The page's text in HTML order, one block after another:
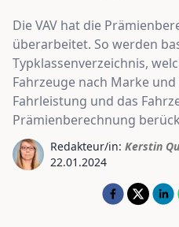
Die VAV hat die
überarbeitet. So werden
Typklassenverzeichnis,
Fahrzeuge nach Marke
Fahrleistung und das
Prämienberechnung
Redakteur/in: Kerstin
22.01.2024